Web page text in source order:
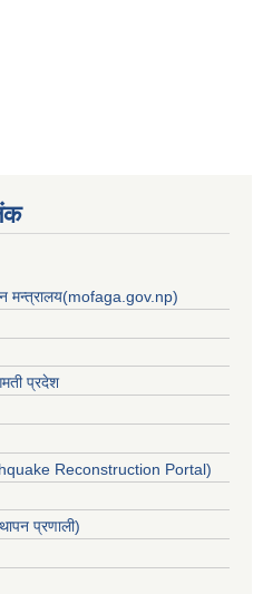
मन्त्रालय(mofaga.gov.np)
प्रदेश
Reconstruction Portal)
प्रणाली)